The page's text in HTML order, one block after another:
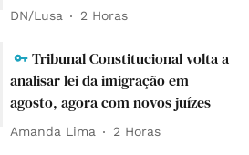
DN/Lusa 2 Horas
Tribunal Constitucional volta a
analisar lei da imigração em
agosto, agora com novos juízes
Amanda Lima 2 Horas